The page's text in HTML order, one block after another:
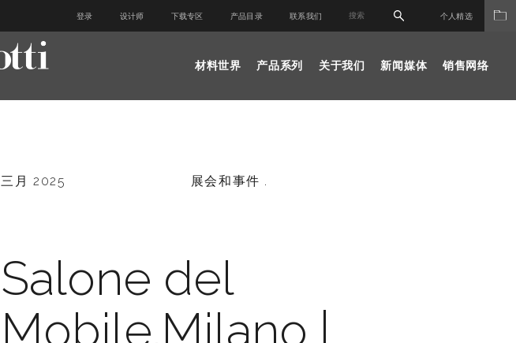
登录 设计师 下载专区 产品目录 联系我们 个人精选
材料世界 产品系列 关于我们 新闻媒体 销售网络
三月 2025 展会和事件 .
Salone del
Mobile.Milano |